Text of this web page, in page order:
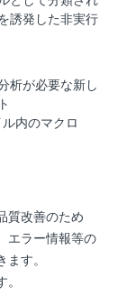
誘発した非実行
析が必要な新し
内のマクロ
質改善のため
エラー情報等の
す。